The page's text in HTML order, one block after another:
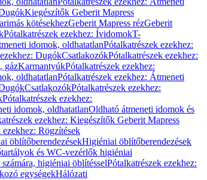
Kiegészítők Geberit Mapress
kötésekhezGeberit Mapress rézGeberit
Pótalkatrészek ezekhez: ÍvidomokT-
idomok, oldhatatlanPótalkatrészek ezekhez:
DugókCsatlakozókPótalkatrészek ezekhez:
gázKarmantyúkPótalkatrészek ezekhez:
oldhatatlanPótalkatrészek ezekhez: Átmeneti
CsatlakozókPótalkatrészek ezekhez:
Pótalkatrészek ezekhez:
idomok, oldhatatlanOldható átmeneti idomok és
ezekhez: Kiegészítők Geberit Mapress
ezekhez: Rögzítések
öblítőberendezésekHigiéniai öblítőberendezések
és WC-vezérlők higiéniai
higiéniai öblítésselPótalkatrészek ezekhez:
egységekHálózati